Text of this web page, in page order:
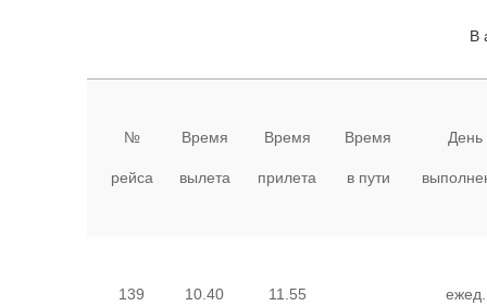
В а/п
№
рейса
Время
вылета
Время
прилета
Время
в пути
День
139 10.40 11.55 ежед.